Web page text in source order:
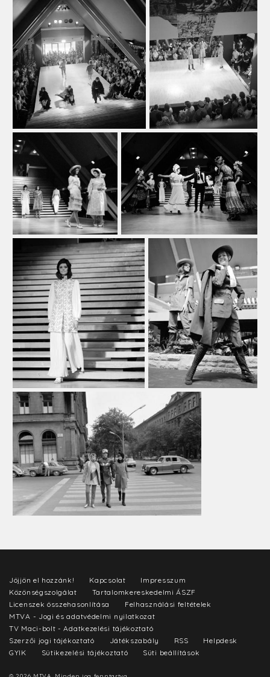
Jöjjön el hozzánk! Kapcsolat
Impresszum
Közönségszolgálat
Tartalomkereskedelmi ÁSZF
Licenszek összehasonlítása
Felhasználási feltételek
MTVA - Jogi és adatvédelmi nyilatkozat
TV Maci-bolt - Adatkezelési tájékoztató
Szerzői jogi tájékoztató
Játékszabály RSS
Helpdesk
GYIK
Sütikezelési tájékoztató Süti beállítások